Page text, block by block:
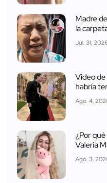
Madre
la
Jul. 31,
Video
habría
Ago. 4,
¿Por
Valeria
Ago. 3,